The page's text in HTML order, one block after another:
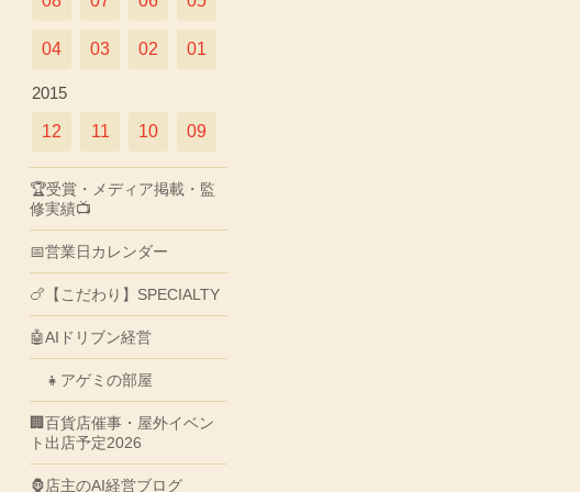
04 03 02 01
2015
12 11 10 09
🏆受賞・メディア掲載・監
修実績📺
📅営業日カレンダー
🍗【こだわり】SPECIALTY
🤖AIドリブン経営
👧アゲミの部屋
🏢百貨店催事・屋外イベン
ト出店予定2026
🦍店主のAI経営ブログ